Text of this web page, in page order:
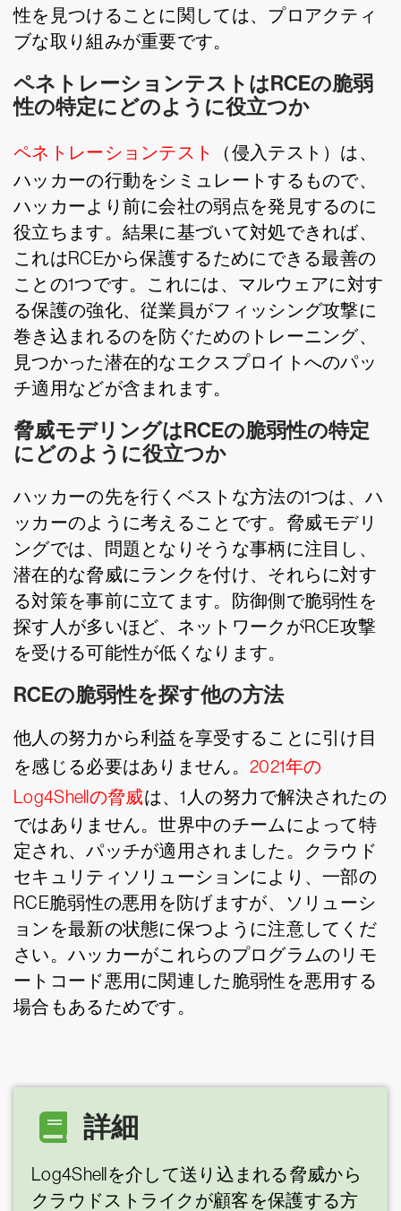
性を見つけることに関しては、プロアクティ
ブな取り組みが重要です。
ペネトレーションテストはRCEの脆弱
性の特定にどのように役立つか
ペネトレーションテスト
（侵入テスト）は、
ハッカーの行動をシミュレートするもので、
ハッカーより前に会社の弱点を発見するのに
役立ちます。結果に基づいて対処できれば、
これはRCEから保護するためにできる最善の
ことの1つです。これには、マルウェアに対す
る保護の強化、従業員がフィッシング攻撃に
巻き込まれるのを防ぐためのトレーニング、
見つかった潜在的なエクスプロイトへのパッ
チ適用などが含まれます。
脅威モデリングはRCEの脆弱性の特定
にどのように役立つか
ハッカーの先を行くベストな方法の1つは、ハ
ッカーのように考えることです。脅威モデリ
ングでは、問題となりそうな事柄に注目し、
潜在的な脅威にランクを付け、それらに対す
る対策を事前に立てます。防御側で脆弱性を
探す人が多いほど、ネットワークがRCE攻撃
を受ける可能性が低くなります。
RCEの脆弱性を探す他の方法
他人の努力から利益を享受することに引け目
を感じる必要はありません。 2021年の
Log4Shellの脅威は、1人の努力で解決されたの
ではありません。世界中のチームによって特
定され、パッチが適用されました。クラウド
セキュリティソリューションにより、一部の
RCE脆弱性の悪用を防げますが、ソリューシ
ョンを最新の状態に保つように注意してくだ
さい。ハッカーがこれらのプログラムのリモ
ートコード悪用に関連した脆弱性を悪用する
場合もあるためです。
詳細
Log4Shellを介して送り込まれる脅威から
クラウドストライクが顧客を保護する方